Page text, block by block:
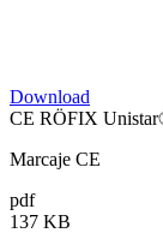
Download
CE RÖFIX
Marcaje CE
pdf
137 KB